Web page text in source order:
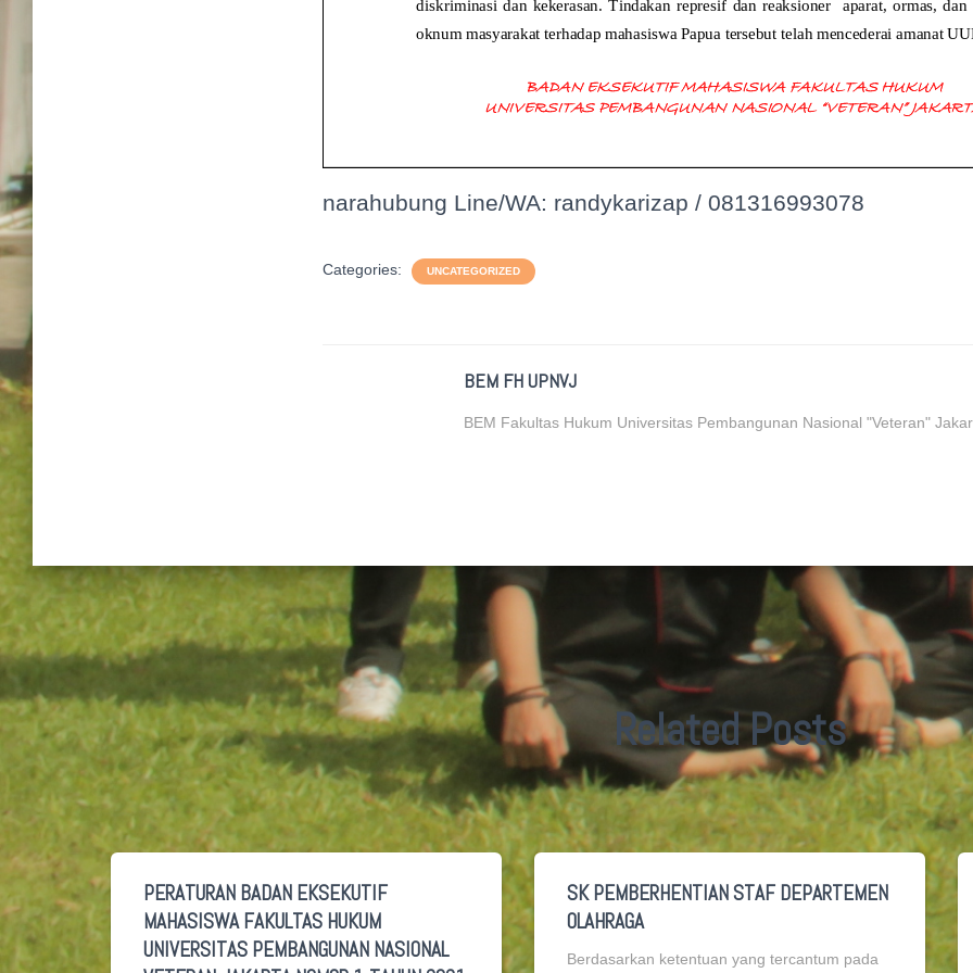
narahubung Line/WA: randykarizap / 081316993078
Categories: UNCATEGORIZED
BEM FH UPNVJ
BEM Fakultas Hukum Universitas Pembangunan Nasional "Veteran"
Related Posts
PERATURAN BADAN EKSEKUTIF
MAHASISWA FAKULTAS HUKUM
UNIVERSITAS PEMBANGUNAN NASIONAL
SK PEMBERHENTIAN STAF DEPARTEMEN
OLAHRAGA
Berdasarkan ketentuan yang tercantum pada